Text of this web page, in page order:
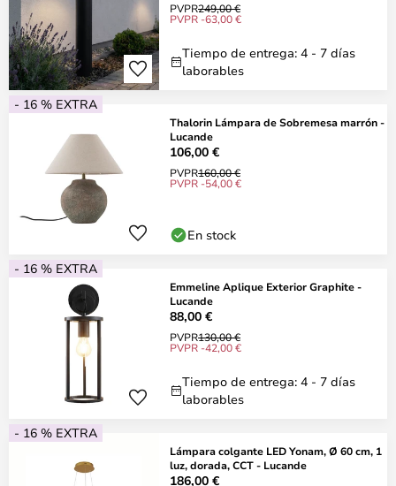
PVPR249,00 €
PVPR -63,00 €
Tiempo de entrega: 4 - 7 días
laborables
- 16 % EXTRA
Thalorin Lámpara de Sobremesa marrón -
Lucande
106,00 €
PVPR160,00 €
PVPR -54,00 €
En stock
- 16 % EXTRA
Emmeline Aplique Exterior Graphite -
Lucande
88,00 €
PVPR130,00 €
PVPR -42,00 €
Tiempo de entrega: 4 - 7 días
laborables
- 16 % EXTRA
Lámpara colgante LED Yonam, Ø 60 cm, 1
luz, dorada, CCT - Lucande
186,00 €